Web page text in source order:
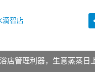
滴智店
店管理利器，生意蒸蒸日